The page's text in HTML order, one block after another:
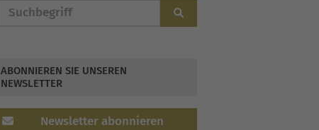
ABONNIEREN SIE UNSEREN
NEWSLETTER
Newsletter abonnieren